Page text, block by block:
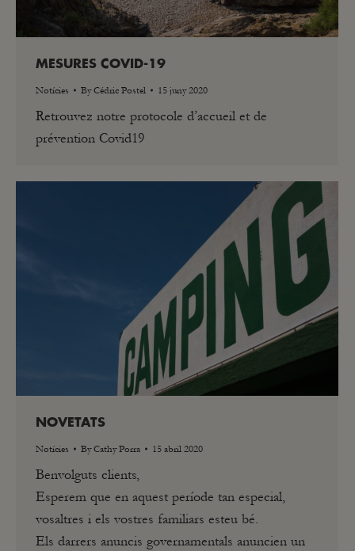
MESURES COVID-19
Notícies ByCédric Postel 15 juny 2020
Retrouvez notre protocole d’accueil et de
prévention Covid19
NOVETATS
Notícies ByCathy Porra 15 abril 2020
Benvolguts clients,
Esperem que en aquest període tan especial,
vosaltres i els vostres familiars esteu bé.
Els darrers anuncis governamentals anuncien un